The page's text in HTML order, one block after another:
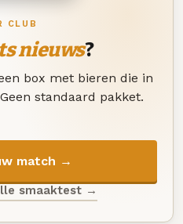
CLUB
nieuws?
box met bieren die in
standaard pakket.
match →
smaaktest →